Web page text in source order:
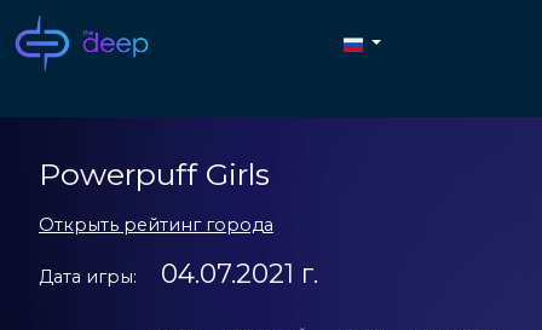
Powerpuff Girls
Открыть рейтинг города
Дата игры: 04.07.2021 г.